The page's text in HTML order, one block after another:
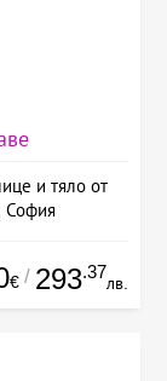
и тяло от
София
€ / 293.37
лв.